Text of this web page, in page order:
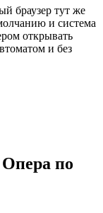
браузер тут же
и система
открывать
и без
Опера по